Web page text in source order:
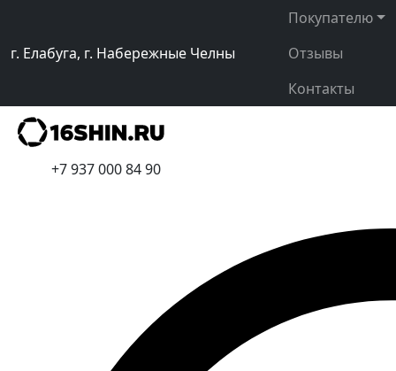
г. Елабуга, г. Набережные Челны
Покупателю
Отзывы
Контакты
+7 937 000 84 90